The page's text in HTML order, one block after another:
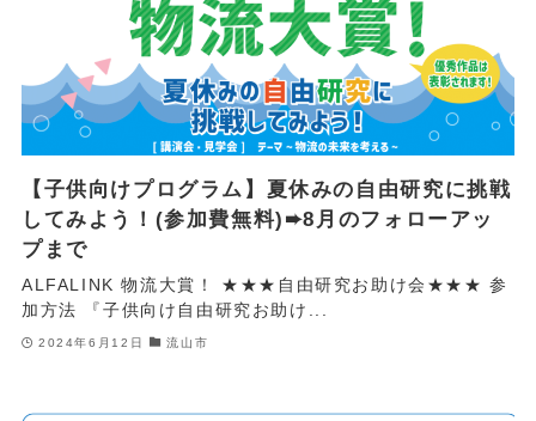
【子供向けプログラム】夏休みの⾃由研究に挑戦
してみよう！(参加費無料)➨8月のフォローアッ
プまで
ALFALINK 物流大賞！ ★★★自由研究お助け会★★★ 参
加方法 『子供向け自由研究お助け...
2024年6月12日 流山市